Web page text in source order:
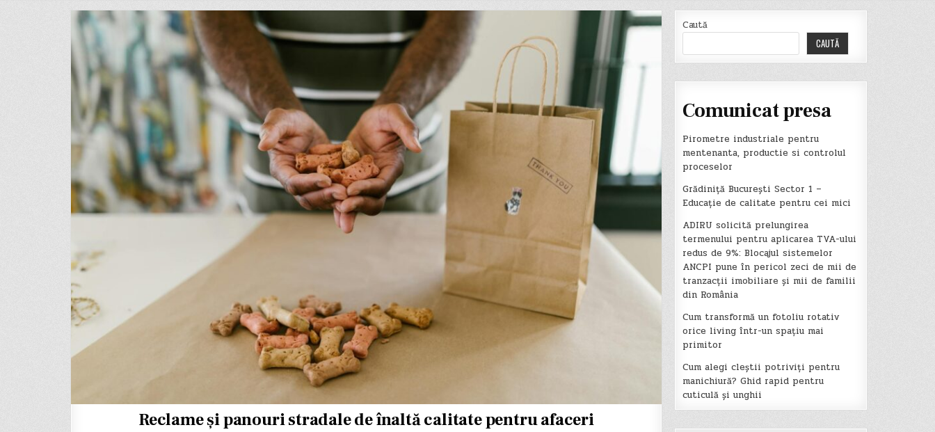
Reclame și panouri stradale de înaltă calitate pentru afaceri
Caută
CAUTĂ
Comunicat presa
Pirometre industriale pentru
mentenanta, productie si controlul
proceselor
Grădiniță București Sector 1 –
Educație de calitate pentru cei mici
ADIRU solicită prelungirea
termenului pentru aplicarea TVA-ului
redus de 9%: Blocajul sistemelor
ANCPI pune în pericol zeci de mii de
tranzacții imobiliare și mii de familii
din România
Cum transformă un fotoliu rotativ
orice living într-un spațiu mai
primitor
Cum alegi cleștii potriviți pentru
manichiură? Ghid rapid pentru
cuticulă și unghii